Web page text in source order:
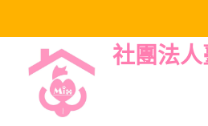
社團法